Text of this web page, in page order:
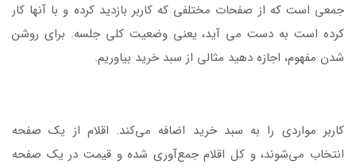
جمعی است که از صفحات مختلفی که کاربر بازدید کرده و با آنها کار
کرده است به دست می آید، یعنی وضعیت کلی جلسه. برای روشن
شدن مفهوم، اجازه دهید مثالی از سبد خرید بیاوریم.
کاربر مواردی را به سبد خرید اضافه می‌کند. اقلام از یک صفحه
انتخاب می‌شوند، و کل اقلام جمع‌آوری شده و قیمت در یک صفحه